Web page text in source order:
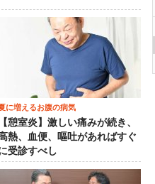
に増えるお腹の病気
【憩室炎】激しい痛みが続き、
熱、血便、嘔吐があればすぐ
受診すべし